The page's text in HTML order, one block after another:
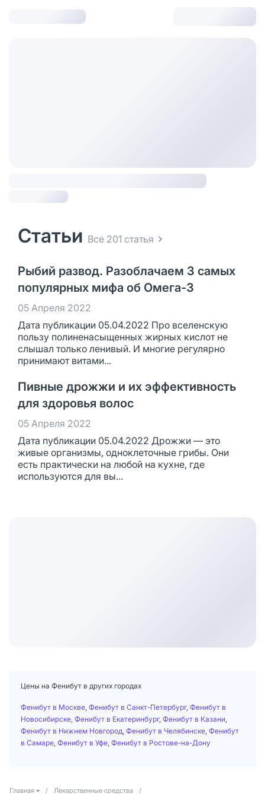
Статьи Все 201 статья
Рыбий развод. Разоблачаем 3 самых
популярных мифа об Омега-3
05 Апреля 2022
Дата публикации 05.04.2022 Про вселенскую
пользу полиненасыщенных жирных кислот не
слышал только ленивый. И многие регулярно
принимают витами...
Пивные дрожжи и их эффективность
для здоровья волос
05 Апреля 2022
Дата публикации 05.04.2022 Дрожжи — это
живые организмы, одноклеточные грибы. Они
есть практически на любой на кухне, где
используются для вы...
Цены на Фенибут в других городах
Фенибут в Москве Фенибут в Санкт-Петербург, Фенибут в
Новосибирске Фенибут в Екатеринбург, Фенибут в Казани
Фенибут в Нижнем Новгород Фенибут в Челябинске Фенибут
в Самаре Фенибут в Уфе Фенибут в Ростове-на-Дону
Главная / Лекарственные средства
/